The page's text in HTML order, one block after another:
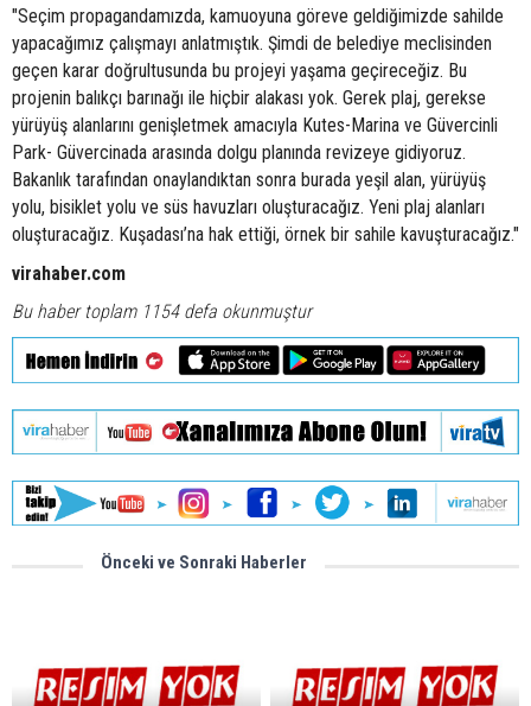
"Seçim propagandamızda, kamuoyuna göreve geldiğimizde sahilde
yapacağımız çalışmayı anlatmıştık. Şimdi de belediye meclisinden
geçen karar doğrultusunda bu projeyi yaşama geçireceğiz. Bu
projenin balıkçı barınağı ile hiçbir alakası yok. Gerek plaj, gerekse
yürüyüş alanlarını genişletmek amacıyla Kutes-Marina ve Güvercinli
Park- Güvercinada arasında dolgu planında revizeye gidiyoruz.
Bakanlık tarafından onaylandıktan sonra burada yeşil alan, yürüyüş
yolu, bisiklet yolu ve süs havuzları oluşturacağız. Yeni plaj alanları
oluşturacağız. Kuşadası’na hak ettiği, örnek bir sahile kavuşturacağız."
virahaber.com
Bu haber toplam 1154 defa okunmuştur
Önceki ve Sonraki Haberler